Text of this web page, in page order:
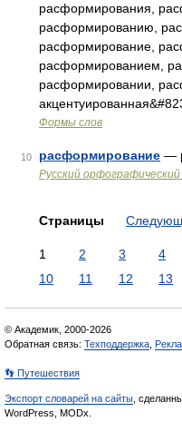
расформирования,
расформированию,
расформирование,
расформированием,
расформировании,
Формы слов
10 расформирование —
Русский орфографический
Страницы
1 2 3 4
10
11 12 13
© Академик, 2000-2026
Обратная связь: Техподдержка
👣 Путешествия
Экспорт словарей на сайты ,
WordPress, MODx.